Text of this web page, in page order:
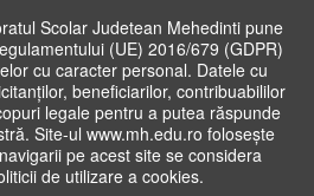
Scolar Judetean Mehedinti pune
(UE) 2016/679 (GDPR)
cu caracter personal. Datele cu
beneficiarilor, contribuabililor
legale pentru a putea răspunde
Site-ul www.mh.edu.ro folosește
pe acest site se considera
de utilizare a cookies.
Didactice